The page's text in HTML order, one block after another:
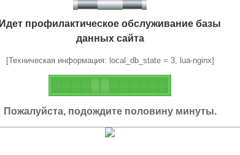
Идет профилактическое обслуживание базы
данных сайта
[Техническая информация: local_db_state = 3, lua-nginx]
Пожалуйста, подождите половину минуты.